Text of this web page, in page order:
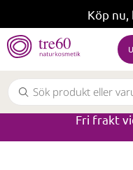
Köp nu,
Fri frakt